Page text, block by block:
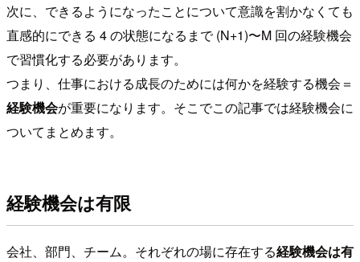
次に、できるようになったことについて意識を割かなくても
直感的にできる 4 の状態になるまで (N+1)〜M 回の経験機会
で習慣化する必要があります。
つまり、仕事における成長のためには何かを経験する機会＝
経験機会が重要になります。そこでこの記事では経験機会に
ついてまとめます。
経験機会は有限
会社、部門、チーム。それぞれの場に存在する経験機会は有